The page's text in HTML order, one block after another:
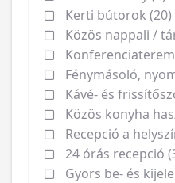
Kerti bútorok (20)
Közös nappali /
Fénymásoló,
Kávé- és
Közös konyha
Recepció a
24 órás recepció
Gyors be- és